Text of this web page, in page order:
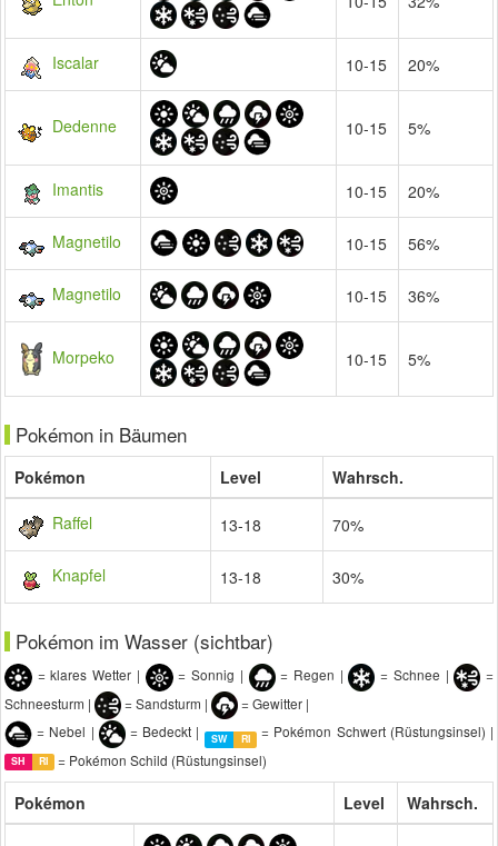
Iscalar 10-15 20%
Dedenne 10-15 5%
Imantis 10-15 20%
Magnetilo 10-15 56%
Magnetilo 10-15 36%
Morpeko 10-15 5%
Pokémon in Bäumen
Pokémon Level Wahrsch.
Raffel 13-18 70%
Knapfel 13-18 30%
Pokémon im Wasser (sichtbar)
= klares Wetter | = Sonnig | = Regen | = Schnee |
=
Schneesturm |
= Sandsturm |
= Gewitter |
= Nebel |
= Bedeckt | SW RI = Pokémon Schwert (Rüstungsinsel) |
SH RI = Pokémon Schild (Rüstungsinsel)
Pokémon Level Wahrsch.